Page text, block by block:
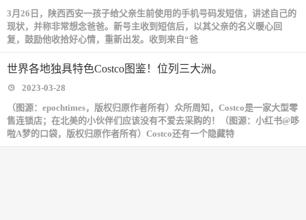
3月26日，陕西西安一孩子给父亲生前使用的手机号码发短信，讲述自己的
现状，并称非常想念爸爸。新号主收到短信后，以其父亲的名义暖心回
复，鼓励他收拾好心情，重新出发。收到来自“爸
世界各地独具特色Costco图鉴！位列三大洲。
2023-03-28
（图源：epochtimes，版权归原作者所有）众所周知，Costco是一家大型零
售连锁店；在北美的小伙伴们应该没有不爱去采购的！（图源：小红书@哆
啦A梦的口袋，版权归原作者所有）Costco还有一个隐藏特